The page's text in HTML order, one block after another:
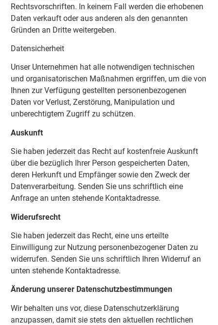
Rechtsvorschriften. In keinem Fall werden die erhobenen
Daten verkauft oder aus anderen als den genannten
Gründen an Dritte weitergeben.
Datensicherheit
Unser Unternehmen hat alle notwendigen technischen
und organisatorischen Maßnahmen ergriffen, um die von
Ihnen zur Verfügung gestellten personenbezogenen
Daten vor Verlust, Zerstörung, Manipulation und
unberechtigtem Zugriff zu schützen.
Auskunft
Sie haben jederzeit das Recht auf kostenfreie Auskunft
über die bezüglich Ihrer Person gespeicherten Daten,
deren Herkunft und Empfänger sowie den Zweck der
Datenverarbeitung. Senden Sie uns schriftlich eine
Anfrage an unten stehende Kontaktadresse.
Widerufsrecht
Sie haben jederzeit das Recht, eine uns erteilte
Einwilligung zur Nutzung personenbezogener Daten zu
widerrufen. Senden Sie uns schriftlich Ihren Widerruf an
unten stehende Kontaktadresse.
Änderung unserer Datenschutzbestimmungen
Wir behalten uns vor, diese Datenschutzerklärung
anzupassen, damit sie stets den aktuellen rechtlichen